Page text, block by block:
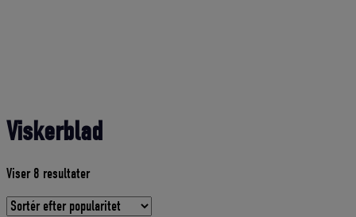
Viskerblad
Viser 8 resultaterSorteret
gennemsnitlig